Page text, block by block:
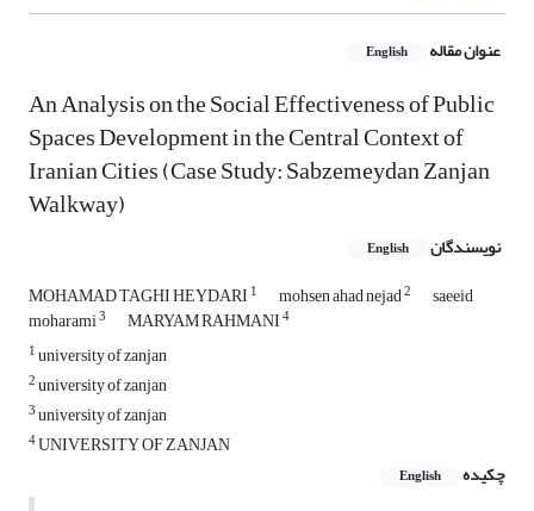
عنوان مقاله English
An Analysis on the Social Effectiveness of Public
Spaces Development in the Central Context of
Iranian Cities (Case Study: Sabzemeydan Zanjan
Walkway)
نویسندگان English
MOHAMAD TAGHI HEYDARI 1 mohsen ahad nejad2 saeeid
moharami3 MARYAM RAHMANI4
1university of zanjan
2university of zanjan
3university of zanjan
4UNIVERSITY OF ZANJAN
چکیده
English